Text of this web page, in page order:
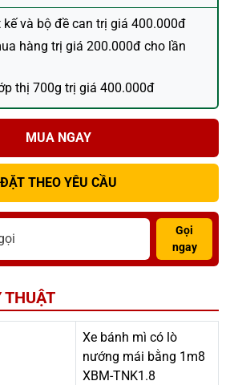
và bộ đề can trị giá 400.000đ
hàng trị giá 200.000đ cho lần
thị 700g trị giá 400.000đ
MUA NGAY
ĐẶT THEO YÊU CẦU
Gọi
ngay
THUẬT
Xe bánh mì có lò
nướng mái bằng 1m8
XBM-TNK1.8